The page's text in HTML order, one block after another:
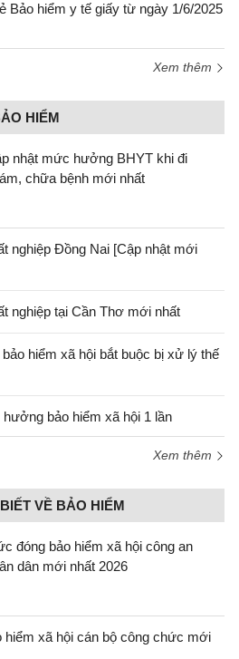
Bảo hiểm y tế giấy từ ngày 1/6/2025
Xem thêm
HIỂM
nhật mức hưởng BHYT khi đi
chữa bệnh mới nhất
nghiệp Đồng Nai [Cập nhật mới
nghiệp tại Cần Thơ mới nhất
hiểm xã hội bắt buộc bị xử lý thế
bảo hiểm xã hội 1 lần
Xem thêm
VỀ BẢO HIỂM
đóng bảo hiểm xã hội công an
dân mới nhất 2026
hiểm xã hội cán bộ công chức mới